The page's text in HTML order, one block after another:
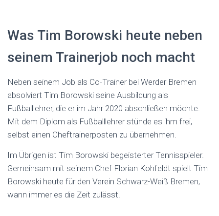
Was Tim Borowski heute neben
seinem Trainerjob noch macht
Neben seinem Job als Co-Trainer bei Werder Bremen
absolviert Tim Borowski seine Ausbildung als
Fußballlehrer, die er im Jahr 2020 abschließen möchte.
Mit dem Diplom als Fußballlehrer stünde es ihm frei,
selbst einen Cheftrainerposten zu übernehmen.
Im Übrigen ist Tim Borowski begeisterter Tennisspieler.
Gemeinsam mit seinem Chef Florian Kohfeldt spielt Tim
Borowski heute für den Verein Schwarz-Weiß Bremen,
wann immer es die Zeit zulässt.